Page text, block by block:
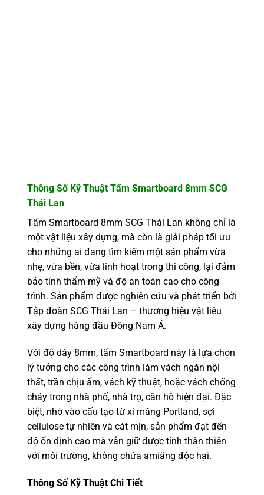
Thông Số Kỹ Thuật Tấm Smartboard 8mm SCG
Thái Lan
Tấm Smartboard 8mm SCG Thái Lan không chỉ là
một vật liệu xây dựng, mà còn là giải pháp tối ưu
cho những ai đang tìm kiếm một sản phẩm vừa
nhẹ, vừa bền, vừa linh hoạt trong thi công, lại đảm
bảo tính thẩm mỹ và độ an toàn cao cho công
trình. Sản phẩm được nghiên cứu và phát triển bởi
Tập đoàn SCG Thái Lan – thương hiệu vật liệu
xây dựng hàng đầu Đông Nam Á.
Với độ dày 8mm, tấm Smartboard này là lựa chọn
lý tưởng cho các công trình làm vách ngăn nội
thất, trần chịu ẩm, vách kỹ thuật, hoặc vách chống
cháy trong nhà phố, nhà trọ, căn hộ hiện đại. Đặc
biệt, nhờ vào cấu tạo từ xi măng Portland, sợi
cellulose tự nhiên và cát mịn, sản phẩm đạt đến
độ ổn định cao mà vẫn giữ được tính thân thiện
với môi trường, không chứa amiăng độc hại.
Thông Số Kỹ Thuật Chi Tiết